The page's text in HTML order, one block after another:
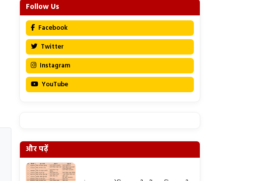
Follow Us
Facebook
Twitter
Instagram
YouTube
और पढ़ें